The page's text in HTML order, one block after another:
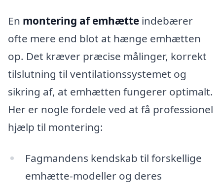
En montering af emhætte indebærer
ofte mere end blot at hænge emhætten
op. Det kræver præcise målinger, korrekt
tilslutning til ventilationssystemet og
sikring af, at emhætten fungerer optimalt.
Her er nogle fordele ved at få professionel
hjælp til montering:
Fagmandens kendskab til forskellige
emhætte-modeller og deres